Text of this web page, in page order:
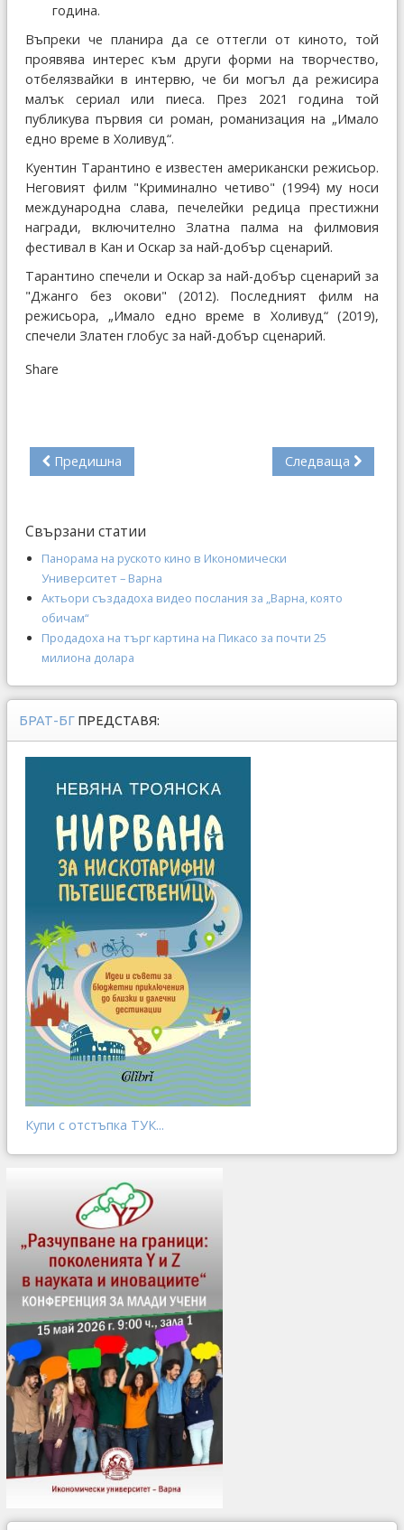
година.
Въпреки че планира да се оттегли от киното, той
проявява интерес към други форми на творчество,
отбелязвайки в интервю, че би могъл да режисира
малък сериал или пиеса. През 2021 година той
публикува първия си роман, романизация на „Имало
едно време в Холивуд“.
Куентин Тарантино е известен американски режисьор.
Неговият филм "Криминално четиво" (1994) му носи
международна слава, печелейки редица престижни
награди, включително Златна палма на филмовия
фестивал в Кан и Оскар за най-добър сценарий.
Тарантино спечели и Оскар за най-добър сценарий за
"Джанго без окови" (2012). Последният филм на
режисьора, „Имало едно време в Холивуд“ (2019),
спечели Златен глобус за най-добър сценарий.
Share
Предишна Следваща
Свързани статии
Панорама на руското кино в Икономически
Университет – Варна
Актьори създадоха видео послания за „Варна, която
обичам“
Продадоха на търг картина на Пикасо за почти 25
милиона долара
БРАТ-БГ ПРЕДСТАВЯ:
Купи с отстъпка ТУК...